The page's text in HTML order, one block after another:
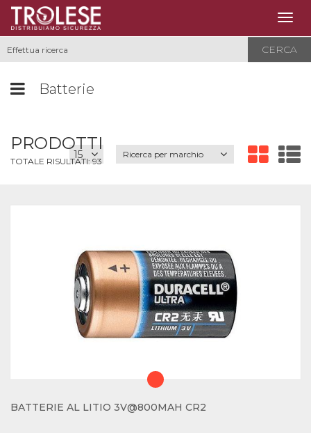
CERCA
Batterie
Ricerca per marchio
PRODOTTI
TOTALE RISULTATI:93
BATTERIE AL LITIO 3V@800MAH CR2